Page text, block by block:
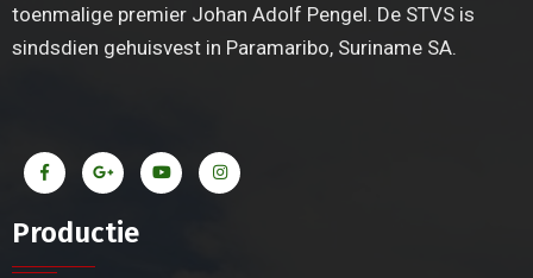
toenmalige premier Johan Adolf Pengel. De STVS is
sindsdien gehuisvest in Paramaribo, Suriname SA.
Productie